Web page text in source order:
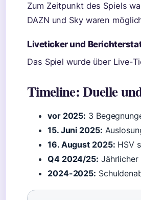
Zum Zeitpunkt des Spiels
DAZN und Sky waren
Liveticker und
Das Spiel wurde über Live-
Timeline: Duelle
vor 2025: 3
15. Juni 2025:
16. August 2025: HSV
Q4 2024/25: Jährlicher
2024-2025: